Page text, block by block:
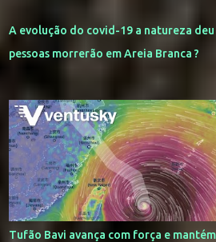
A evolução do covid-19 a natureza deu
pessoas morrerão em Areia Branca ?
Tufão Bavi avança com força e